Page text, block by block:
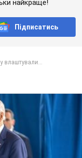
найкраще!
Підписатись
влаштували...